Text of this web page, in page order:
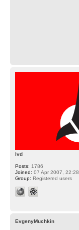
lvd
Posts: 1786
Joined: 07 Apr 2007, 22:28
Group: Registered users
EvgenyMuchkin